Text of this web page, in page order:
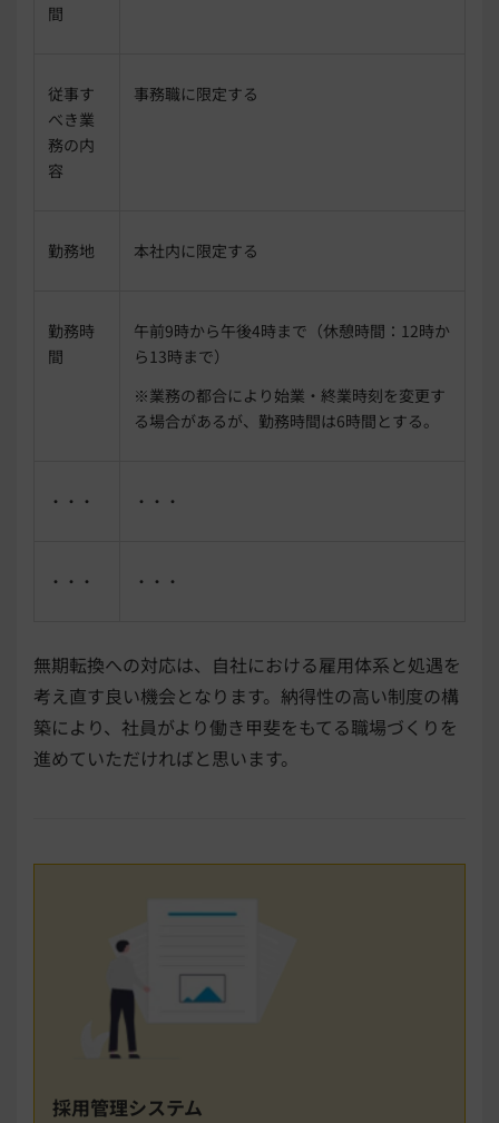
間
従事す
べき業
務の内
容
事務職に限定する
勤務地 本社内に限定する
勤務時
間
午前9時から午後4時まで（休憩時間：12時か
ら13時まで）
※業務の都合により始業・終業時刻を変更す
る場合があるが、勤務時間は6時間とする。
・・・ ・・・
・・・ ・・・
無期転換への対応は、自社における雇用体系と処遇を
考え直す良い機会となります。納得性の高い制度の構
築により、社員がより働き甲斐をもてる職場づくりを
進めていただければと思います。
採用管理システム